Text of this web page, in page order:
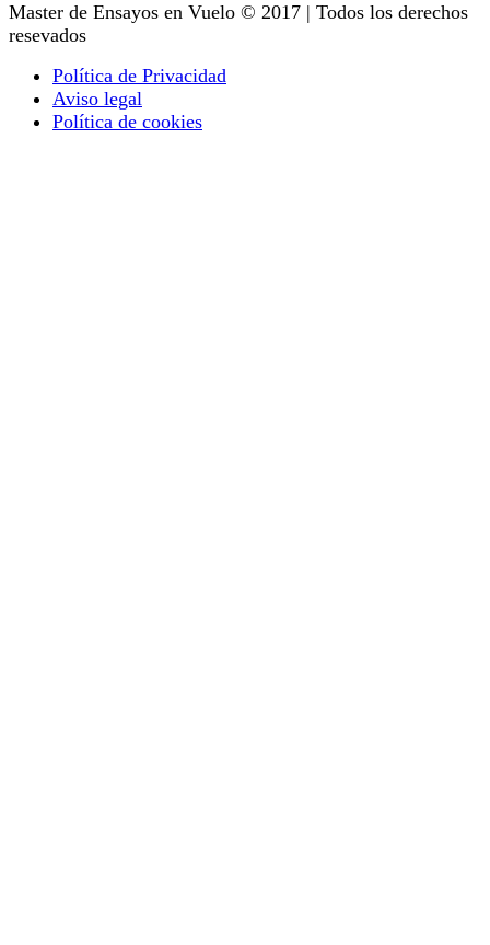
Master de Ensayos en Vuelo © 2017 | Todos los derechos
resevados
Política de Privacidad
Aviso legal
Política de cookies